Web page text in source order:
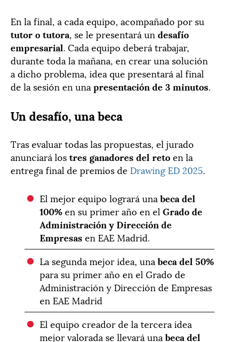
En la final, a cada equipo, acompañado por su
tutor o tutora, se le presentará un desafío
empresarial. Cada equipo deberá trabajar,
durante toda la mañana, en crear una solución
a dicho problema, idea que presentará al final
de la sesión en una presentación de 3 minutos.
Un desafío, una beca
Tras evaluar todas las propuestas, el jurado
anunciará lostres ganadores del retoen la
entrega final de premios de Drawing ED 2025.
El mejor equipo logrará unabeca del
100%en su primer año en elGrado de
Administración y Dirección de
Empresasen EAE Madrid.
La segunda mejor idea, unabeca del 50%
para su primer año en el Grado de
Administración y Dirección de Empresas
en EAE Madrid
El equipo creador de la tercera idea
mejor valorada se llevará unabeca del